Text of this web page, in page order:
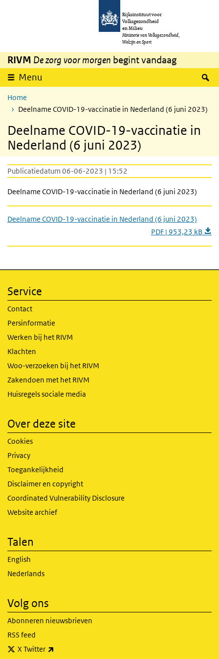
Overslaan en naar de inhoud gaan
Rijksinstituut voor
Volksgezondheid
en Milieu
Ministerie van Volksgezondheid,
Welzijn en Sport
RIVM De zorg voor morgen begint vandaag
Menu
Home
Deelname COVID-19-vaccinatie in Nederland (6 juni 2023)
Deelname COVID-19-vaccinatie in
Nederland (6 juni 2023)
Publicatiedatum 06-06-2023 | 15:52
Deelname COVID-19-vaccinatie in Nederland (6 juni 2023)
Deelname COVID-19-vaccinatie in Nederland (6 juni 2023)
PDF | 953,23 kB
Service
Contact
Persinformatie
Werken bij het RIVM
Klachten
Woo-verzoeken bij het RIVM
Zakendoen met het RIVM
Huisregels sociale media
Over deze site
Cookies
Privacy
Toegankelijkheid
Disclaimer en copyright
Coordinated Vulnerability Disclosure
Website archief
Talen
English
Nederlands
Volg ons
Abonneren nieuwsbrieven
RSS feed
X Twitter